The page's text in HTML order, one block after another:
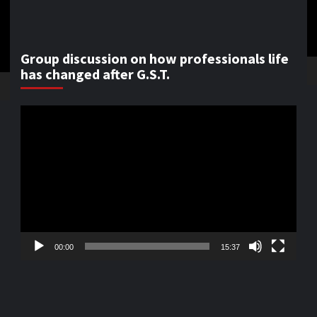
Group discussion on how professionals life
has changed after G.S.T.
00:00 15:37